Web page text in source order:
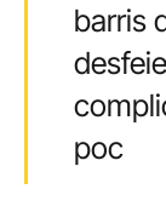
barris
poc